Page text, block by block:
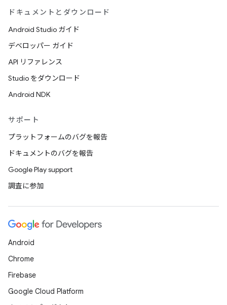
ドキュメントとダウンロード
Android Studio ガイド
デベロッパー ガイド
API リファレンス
Studio をダウンロード
Android NDK
サポート
プラットフォームのバグを報告
ドキュメントのバグを報告
Google Play support
調査に参加
Android
Chrome
Firebase
Google Cloud Platform